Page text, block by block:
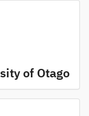
of Otago